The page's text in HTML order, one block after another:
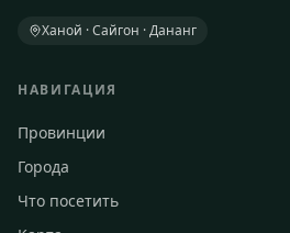
Ханой · Сайгон · Дананг
НАВИГАЦИЯ
Провинции
Города
Что посетить